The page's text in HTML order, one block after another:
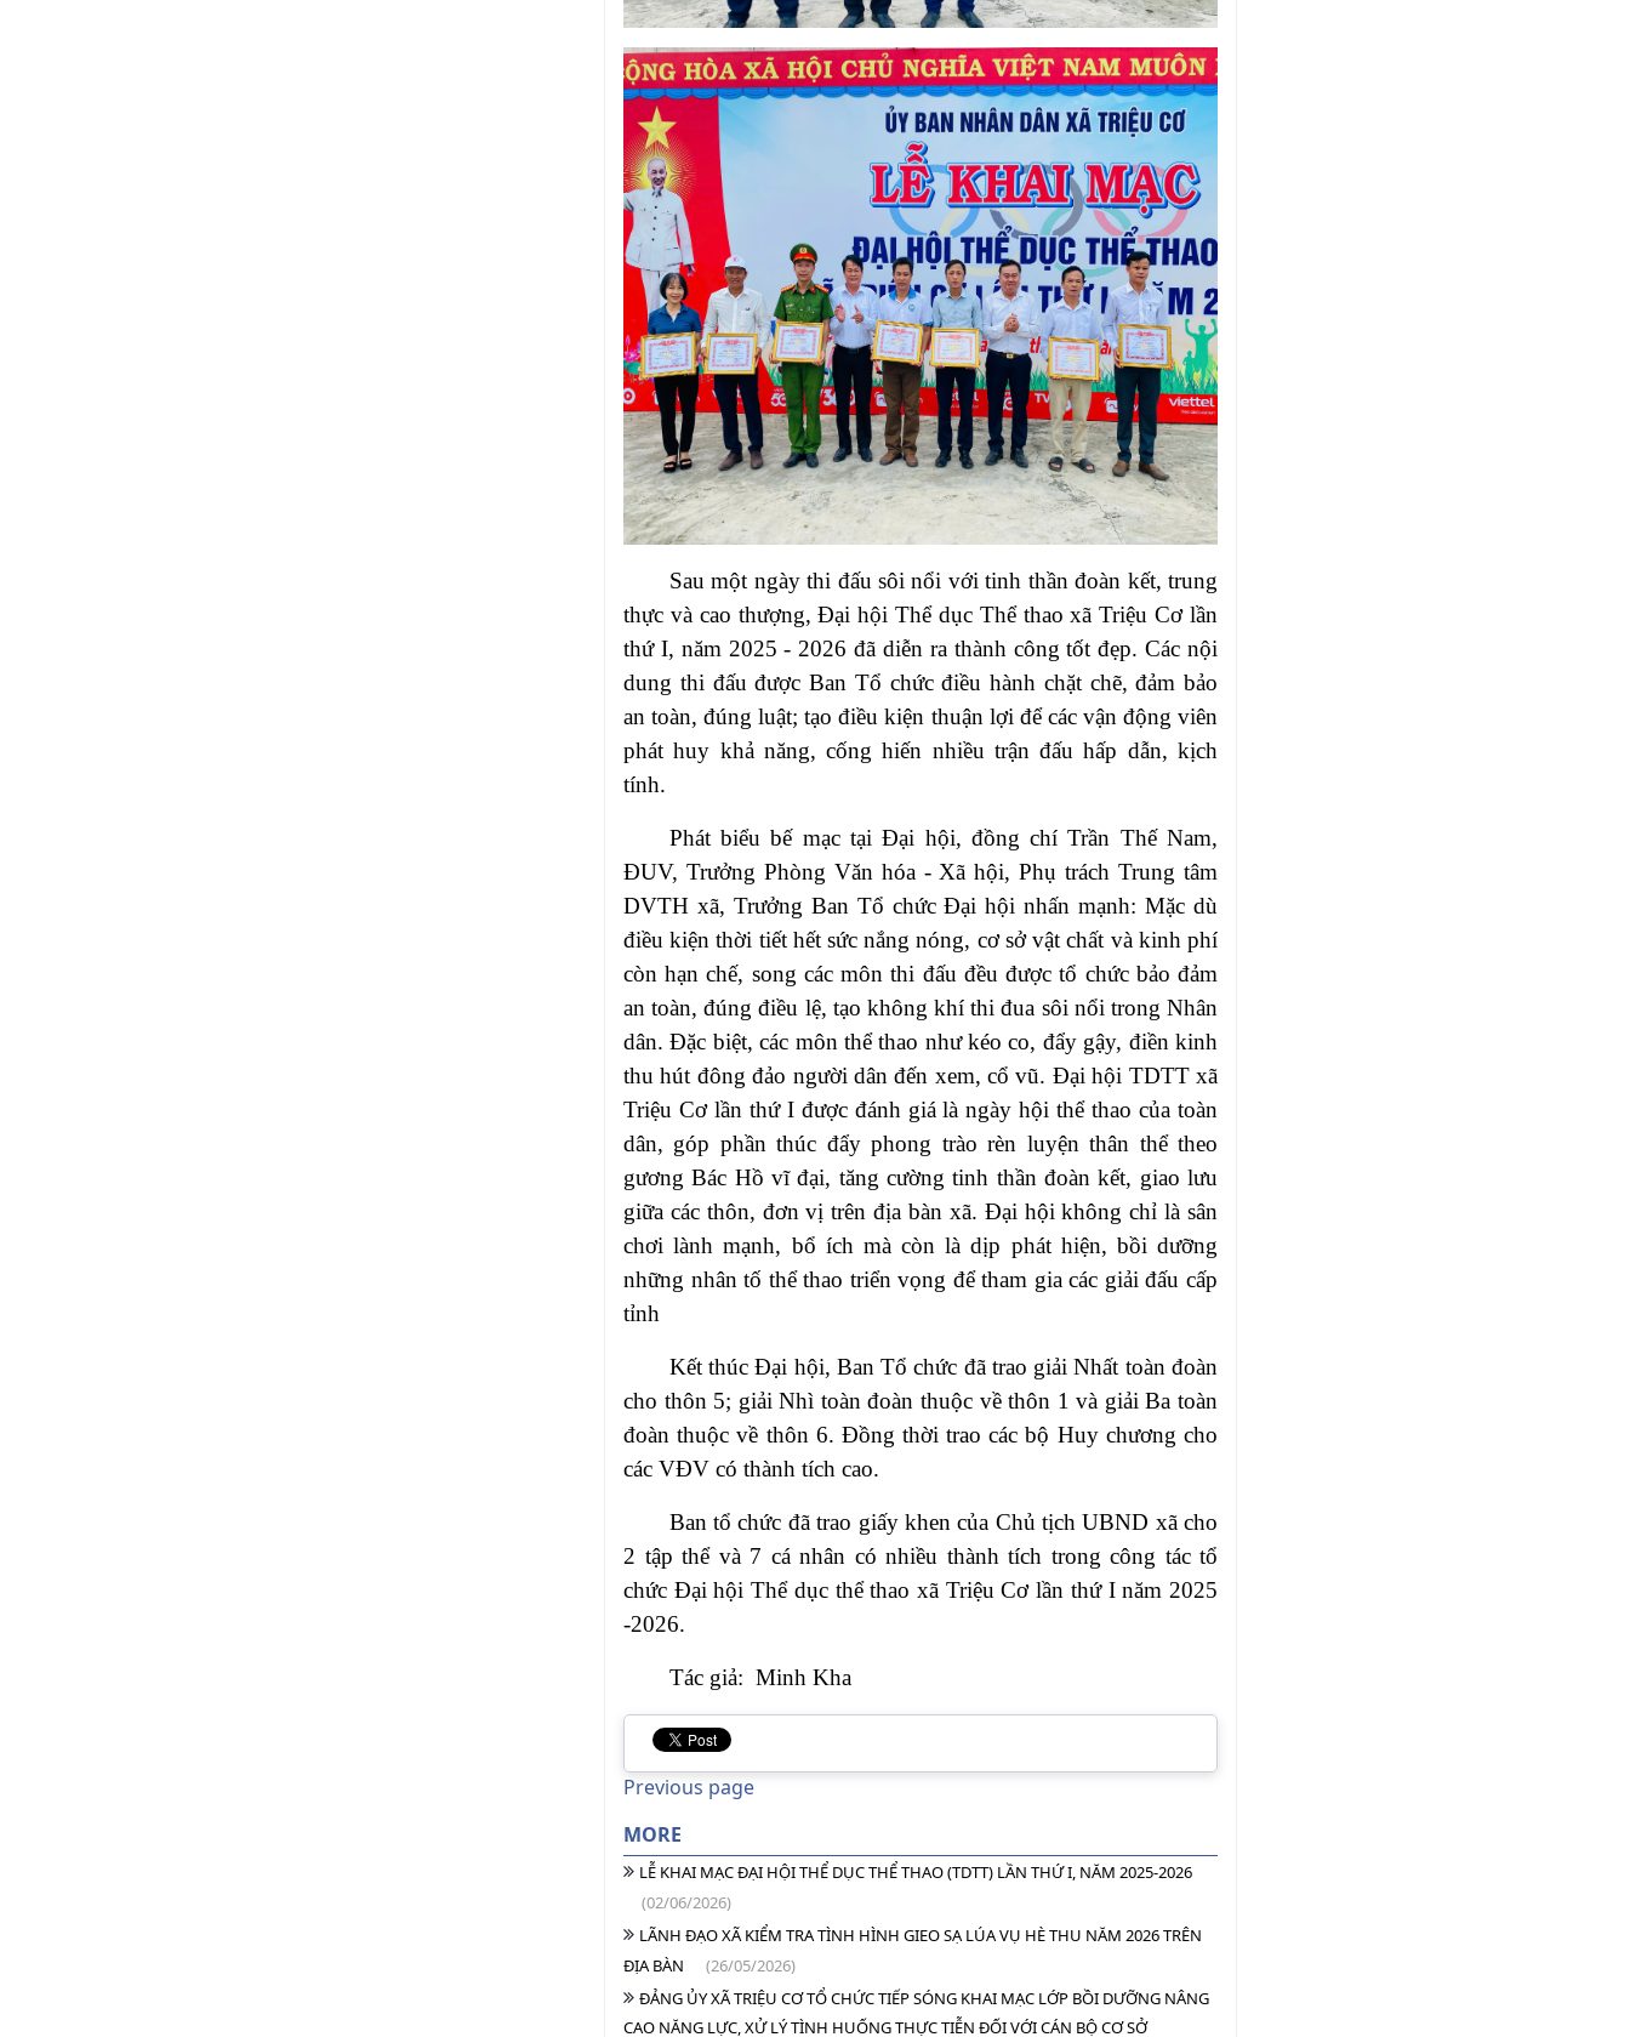
Sau một ngày thi đấu sôi nổi với tinh thần đoàn kết, trung
thực và cao thượng, Đại hội Thể dục Thể thao xã Triệu Cơ lần
thứ I, năm 2025 - 2026 đã diễn ra thành công tốt đẹp. Các nội
dung thi đấu được Ban Tổ chức điều hành chặt chẽ, đảm bảo
an toàn, đúng luật; tạo điều kiện thuận lợi để các vận động viên
phát huy khả năng, cống hiến nhiều trận đấu hấp dẫn, kịch
tính.
Phát biểu bế mạc tại Đại hội, đồng chí Trần Thế Nam,
ĐUV, Trưởng Phòng Văn hóa - Xã hội, Phụ trách Trung tâm
DVTH xã, Trưởng Ban Tổ chức Đại hội nhấn mạnh: Mặc dù
điều kiện thời tiết hết sức nắng nóng, cơ sở vật chất và kinh phí
còn hạn chế, song các môn thi đấu đều được tổ chức bảo đảm
an toàn, đúng điều lệ, tạo không khí thi đua sôi nổi trong Nhân
dân. Đặc biệt, các môn thể thao như kéo co, đẩy gậy, điền kinh
thu hút đông đảo người dân đến xem, cổ vũ. Đại hội TDTT xã
Triệu Cơ lần thứ I được đánh giá là ngày hội thể thao của toàn
dân, góp phần thúc đẩy phong trào rèn luyện thân thể theo
gương Bác Hồ vĩ đại, tăng cường tinh thần đoàn kết, giao lưu
giữa các thôn, đơn vị trên địa bàn xã. Đại hội không chỉ là sân
chơi lành mạnh, bổ ích mà còn là dịp phát hiện, bồi dưỡng
những nhân tố thể thao triển vọng để tham gia các giải đấu cấp
tỉnh
Kết thúc Đại hội, Ban Tổ chức đã trao giải Nhất toàn đoàn
cho thôn 5; giải Nhì toàn đoàn thuộc về thôn 1 và giải Ba toàn
đoàn thuộc về thôn 6. Đồng thời trao các bộ Huy chương cho
các VĐV có thành tích cao.
Ban tổ chức đã trao giấy khen của Chủ tịch UBND xã cho
2 tập thể và 7 cá nhân có nhiều thành tích trong công tác tổ
chức Đại hội Thể dục thể thao xã Triệu Cơ lần thứ I năm 2025
-2026.
Tác giả: Minh Kha
Previous page
MORE
LỄ KHAI MẠC ĐẠI HỘI THỂ DỤC THỂ THAO (TDTT) LẦN THỨ I, NĂM 2025-2026
(02/06/2026)
LÃNH ĐẠO XÃ KIỂM TRA TÌNH HÌNH GIEO SẠ LÚA VỤ HÈ THU NĂM 2026 TRÊN
ĐỊA BÀN
(26/05/2026)
ĐẢNG ỦY XÃ TRIỆU CƠ TỔ CHỨC TIẾP SÓNG KHAI MẠC LỚP BỒI DƯỠNG NÂNG
CAO NĂNG LỰC, XỬ LÝ TÌNH HUỐNG THỰC TIỄN ĐỐI VỚI CÁN BỘ CƠ SỞ